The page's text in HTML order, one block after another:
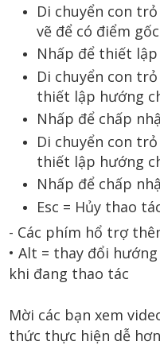
Di chuyển con
vẽ để có điểm
Nhấp để thiết
Di chuyển con
thiết lập hướng
Nhấp để chấp
Di chuyển con
thiết lập hướng
Nhấp để chấp
Esc = Hủy thao
- Các phím hổ trợ
• Alt = thay đổi
khi đang thao tác
Mời các bạn xem
thức thực hiện dễ